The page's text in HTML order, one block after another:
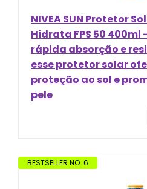
NIVEA SUN Protetor
Hidrata FPS 50 400ml
rápida absorção e
esse protetor solar
proteção ao sol e
pele
BESTSELLER NO. 6